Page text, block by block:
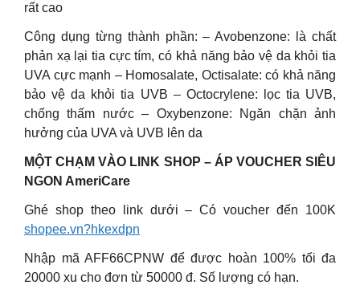
rất cao
Công dụng từng thành phần: – Avobenzone: là chất
phản xạ lại tia cực tím, có khả năng bảo vệ da khỏi tia
UVA cực mạnh – Homosalate, Octisalate: có khả năng
bảo vệ da khỏi tia UVB – Octocrylene: lọc tia UVB,
chống thấm nước – Oxybenzone: Ngăn chặn ảnh
hưởng của UVA và UVB lên da
MỘT CHẠM VÀO LINK SHOP – ÁP VOUCHER SIÊU
NGON AmeriCare
Ghé shop theo link dưới – Có voucher đến 100K
shopee.vn?hkexdpn
Nhập mã AFF66CPNW để được hoàn 100% tối đa
20000 xu cho đơn từ 50000 đ. Số lượng có hạn.